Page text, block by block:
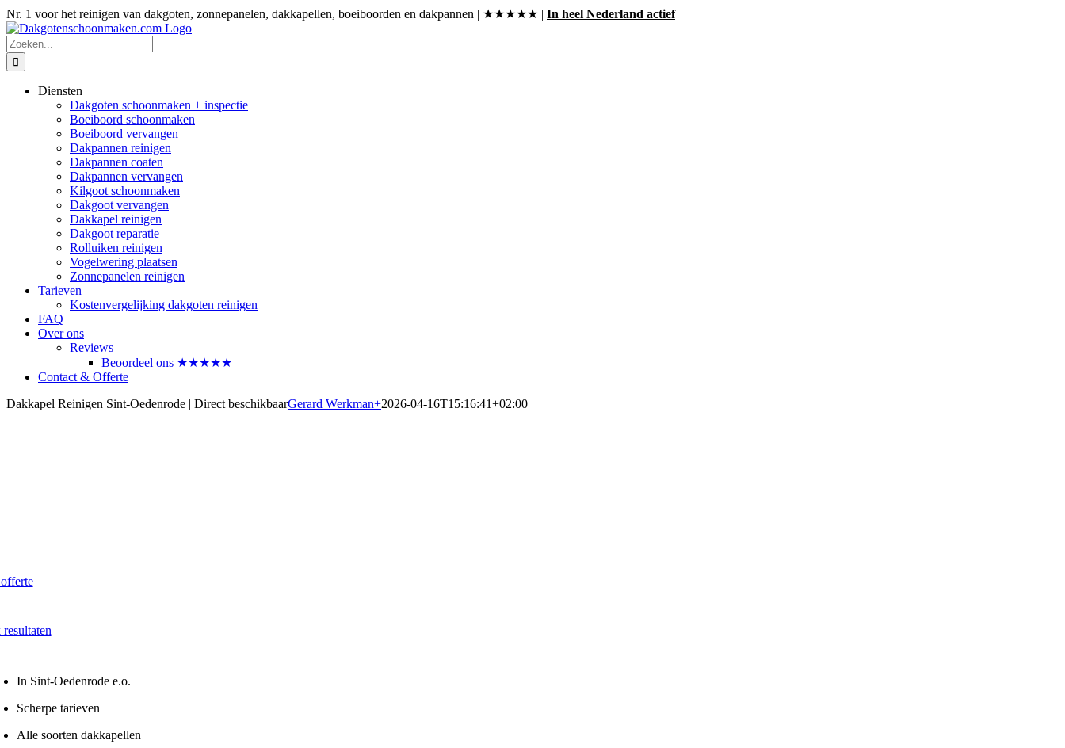
Ga
naar
inhoud
Nr. 1 voor het reinigen van dakgoten, zonnepanelen, dakkapellen, boeiboorden en dakpannen | ★★★★★ | In heel Nederland actief
Zoeken
naar:
Diensten
Dakgoten schoonmaken + inspectie
Boeiboord schoonmaken
Boeiboord vervangen
Dakpannen reinigen
Dakpannen coaten
Dakpannen vervangen
Kilgoot schoonmaken
Dakgoot vervangen
Dakkapel reinigen
Dakgoot reparatie
Rolluiken reinigen
Vogelwering plaatsen
Zonnepanelen reinigen
Tarieven
Kostenvergelijking dakgoten reinigen
FAQ
Over ons
Reviews
Beoordeel ons ★★★★★
Contact & Offerte
Dakkapel Reinigen Sint-Oedenrode | Direct beschikbaarGerard Werkman+2026-04-16T15:16:41+02:00
In Sint-Oedenrode e.o.
Scherpe tarieven
Alle soorten dakkapellen